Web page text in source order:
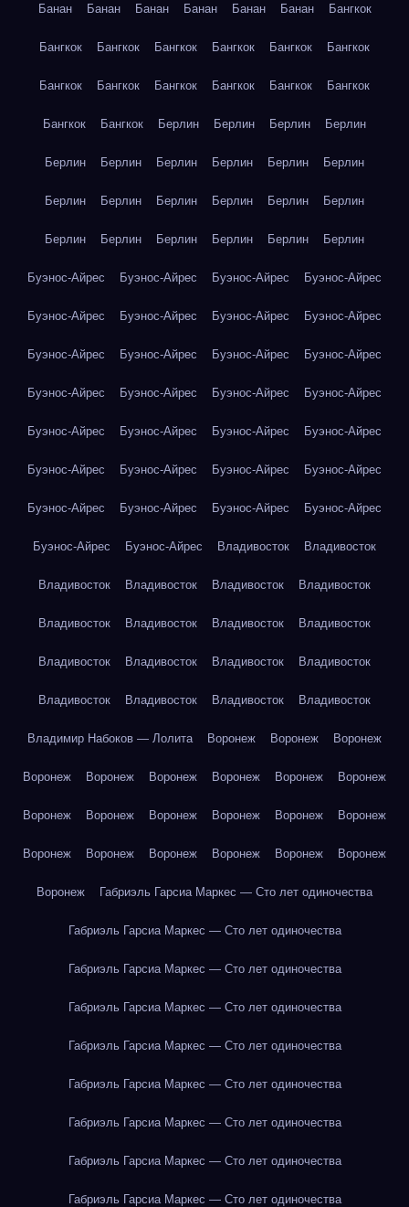
Банан Банан Банан Банан Банан Банан Бангкок
Бангкок Бангкок Бангкок Бангкок Бангкок Бангкок
Бангкок Бангкок Бангкок Бангкок Бангкок Бангкок
Бангкок Бангкок Берлин Берлин Берлин Берлин
Берлин Берлин Берлин Берлин Берлин Берлин
Берлин Берлин Берлин Берлин Берлин Берлин
Берлин Берлин Берлин Берлин Берлин Берлин
Буэнос-Айрес Буэнос-Айрес Буэнос-Айрес Буэнос-Айрес
Буэнос-Айрес Буэнос-Айрес Буэнос-Айрес Буэнос-Айрес
Буэнос-Айрес Буэнос-Айрес Буэнос-Айрес Буэнос-Айрес
Буэнос-Айрес Буэнос-Айрес Буэнос-Айрес Буэнос-Айрес
Буэнос-Айрес Буэнос-Айрес Буэнос-Айрес Буэнос-Айрес
Буэнос-Айрес Буэнос-Айрес Буэнос-Айрес Буэнос-Айрес
Буэнос-Айрес Буэнос-Айрес Буэнос-Айрес Буэнос-Айрес
Буэнос-Айрес Буэнос-Айрес Владивосток Владивосток
Владивосток Владивосток Владивосток Владивосток
Владивосток Владивосток Владивосток Владивосток
Владивосток Владивосток Владивосток Владивосток
Владивосток Владивосток Владивосток Владивосток
Владимир Набоков — Лолита Воронеж Воронеж Воронеж
Воронеж Воронеж Воронеж Воронеж Воронеж Воронеж
Воронеж Воронеж Воронеж Воронеж Воронеж Воронеж
Воронеж Воронеж Воронеж Воронеж Воронеж Воронеж
Воронеж Габриэль Гарсиа Маркес — Сто лет одиночества
Габриэль Гарсиа Маркес — Сто лет одиночества
Габриэль Гарсиа Маркес — Сто лет одиночества
Габриэль Гарсиа Маркес — Сто лет одиночества
Габриэль Гарсиа Маркес — Сто лет одиночества
Габриэль Гарсиа Маркес — Сто лет одиночества
Габриэль Гарсиа Маркес — Сто лет одиночества
Габриэль Гарсиа Маркес — Сто лет одиночества
Габриэль Гарсиа Маркес — Сто лет одиночества